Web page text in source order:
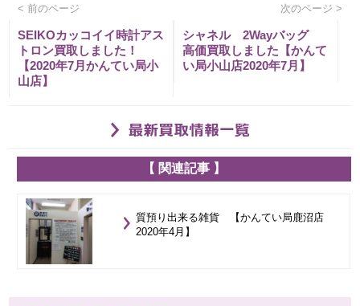
< 前のページ 次のページ >
SEIKOカッコイイ時計アス
トロン買取しました！
【2020年7月かんてい局小
山店】
シャネル 2Wayバッグ
高価買取しました【かんて
い局小山店2020年7月】
【 関連記事 】
質預り出来る雑貨 【かんてい局鹿沼店
2020年4月】